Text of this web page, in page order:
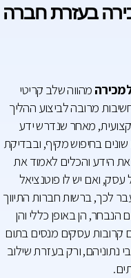
בעזרת חברה
מהווה שלב קריטי
מרובה לביצוע ההליך
מאחר שנדרש ידע
בחיפוש מקיף, ובבדיקת
את הידע והכלים לאמוד את
עסק, ואם יש לו פוטנציאל
לכך, ברשות חברות התיווך
הנבחר, הן באופן כללי והן
קרובות עסקים מנסים בתום
נתוניהם, ורק בעזרת שילוב